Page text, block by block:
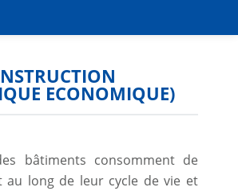
ECONOMIQUE)
bâtiments consomment de
au long de leur cycle de vie et